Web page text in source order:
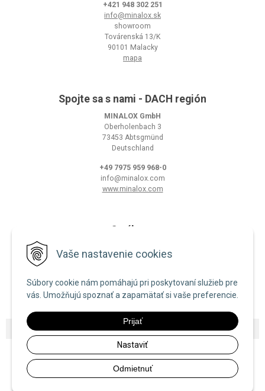
Vaše nastavenie cookies
Súbory cookie nám pomáhajú pri poskytovaní služieb pre
vás. Umožňujú spoznať a zapamätať si vaše preferencie.
Prijať
Nastaviť
Odmietnuť
+421 948 302 251
info@minalox.sk
showroom
Továrenská 13/K
90101 Malacky
mapa
Spojte sa s nami - DACH región
MINALOX GmbH
Oberholenbach 3
73453 Abtsgmünd
Deutschland
+49 7975 959 968-0
info@minalox.com
www.minalox.com
O nákupe
Zásady používania cookies